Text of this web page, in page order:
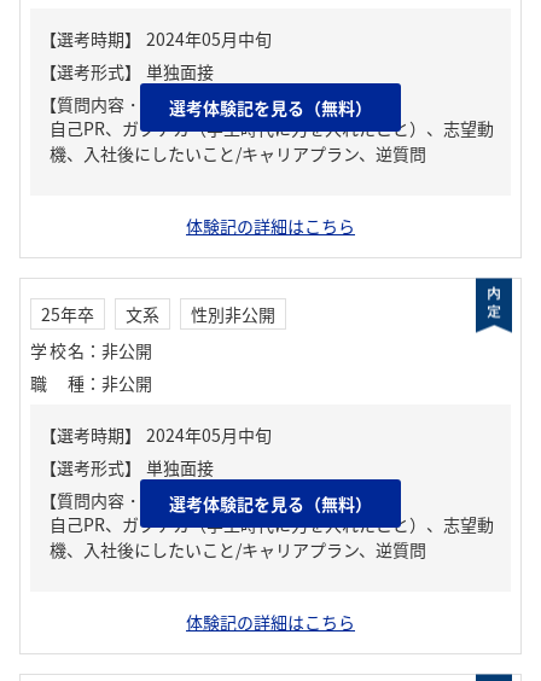
【質問内容・課題】
自己PR、ガクチカ（学生時代に力を入れたこと）、志望動
機、入社後にしたいこと/キャリアプラン、逆質問
選考体験記を見る（無料）
体験記の詳細はこちら
25年卒 文系
性別非公開
学校名 ： 非公開
職種 ： 非公開
【質問内容・課題】
自己PR、ガクチカ（学生時代に力を入れたこと）、志望動
機、入社後にしたいこと/キャリアプラン、逆質問
選考体験記を見る（無料）
体験記の詳細はこちら